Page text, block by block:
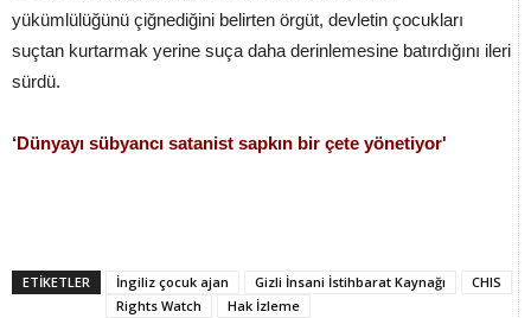
yükümlülüğünü çiğnediğini belirten örgüt, devletin çocukları
suçtan kurtarmak yerine suça daha derinlemesine batırdığını ileri
sürdü.
‘Dünyayı sübyancı satanist sapkın bir çete yönetiyor'
ETİKETLER İngiliz çocuk ajan Gizli İnsani İstihbarat Kaynağı
CHIS
Rights Watch
Hak İzleme